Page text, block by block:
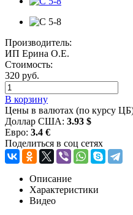
Производитель:
ИП Ерина О.Е.
Стоимость:
320 руб.
В корзину
Цены в валютах (по курсу
Доллар США: 3.93 $
Евро: 3.4 €
Поделиться в соц сетях
Описание
Характеристики
Видео